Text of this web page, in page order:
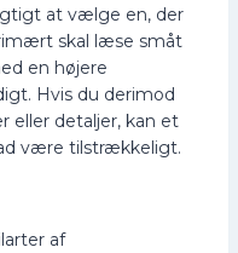
at vælge en, der
skal læse småt
en højere
Hvis du derimod
eller detaljer, kan et
være tilstrækkeligt.
af